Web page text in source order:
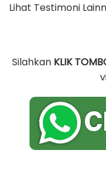
Lihat Testimoni
Silahkan KLIK